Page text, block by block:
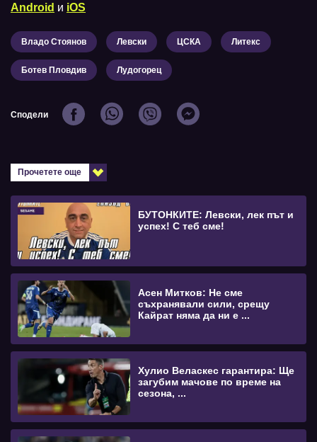
Android и iOS
Владо Стоянов Левски ЦСКА Литекс
Ботев Пловдив Лудогорец
Сподели
Прочетете още
БУТОНКИТЕ: Левски, лек път и
успех! С теб сме!
Асен Митков: Не сме
съхранявали сили, срещу
Кайрат няма да ни е ...
Хулио Веласкес гарантира: Ще
загубим мачове по време на
сезона, ...